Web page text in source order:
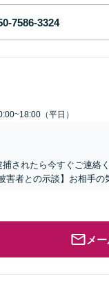
（平日）
されたら今すぐご連絡
者との示談】お相手の
メ